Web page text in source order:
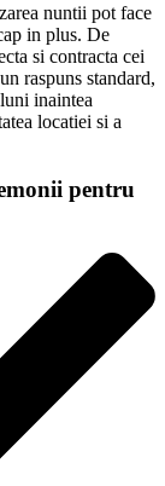
nuntii pot face
in plus. De
si contracta cei
raspuns standard,
inaintea
locatiei si a
pentru